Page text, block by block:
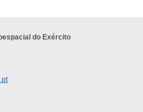
do Exército